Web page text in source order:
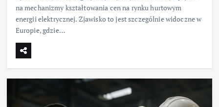
na mechanizmy kształtowania cen na rynku hurtowym
energii elektrycznej. Zjawisko to jest szczególnie widoczne w
Europie, gdzie…